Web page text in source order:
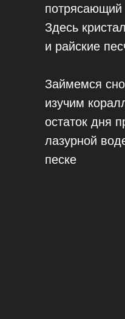
потрясающий
Здесь
и райские
Займемся
изучим
остаток дня
лазурной
песке